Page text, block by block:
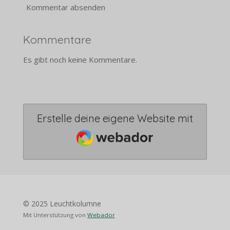
Kommentar absenden
Kommentare
Es gibt noch keine Kommentare.
Erstelle deine eigene Website mit
Webador
© 2025 Leuchtkolumne
Mit Unterstützung von Webador